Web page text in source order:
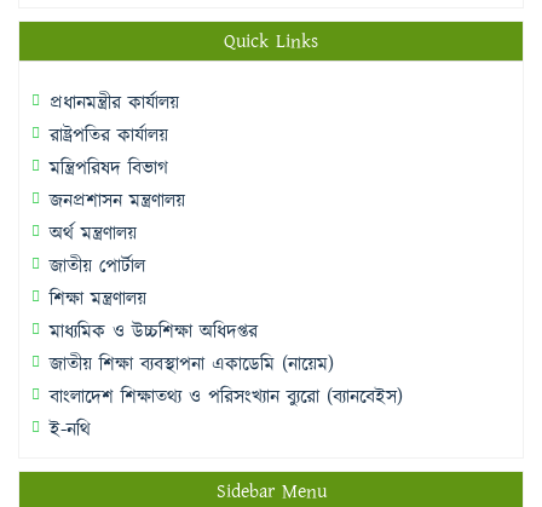
Quick Links
প্রধানমন্ত্রীর কার্যালয়
রাষ্ট্রপতির কার্যালয়
মন্ত্রিপরিষদ বিভাগ
জনপ্রশাসন মন্ত্রণালয়
অর্থ মন্ত্রণালয়
জাতীয় পোর্টাল
শিক্ষা মন্ত্রণালয়
মাধ্যমিক ও উচ্চশিক্ষা অধিদপ্তর
জাতীয় শিক্ষা ব্যবস্থাপনা একাডেমি (নায়েম)
বাংলাদেশ শিক্ষাতথ্য ও পরিসংখ্যান ব্যুরো (ব্যানবেইস)
ই-নথি
Sidebar Menu